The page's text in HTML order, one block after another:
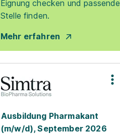
Eignung checken und passende
Stelle finden.
Mehr erfahren
Ausbildung Pharmakant
(m/w/d), September 2026